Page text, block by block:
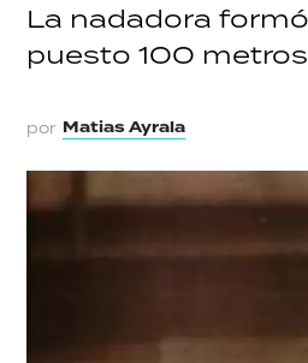
La nadadora
puesto 100
por Matias Ayrala